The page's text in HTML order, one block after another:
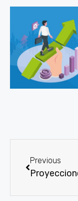
Previous